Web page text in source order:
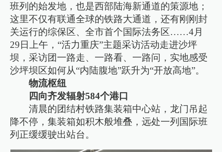
班列的始发地，也是西部陆海新通道的策源地；
这里不仅有联通全球的铁路大通道，还有刚刚封
关运行的综保区、全市首个国际法务区……4月
29日上午，“活力重庆”主题采访活动走进沙坪
坝，采访团一路走、一路看、一路问，实地感受
沙坪坝区如何从“内陆腹地”跃升为“开放高地”。
物流枢纽
四向齐发辐射584个港口
清晨的团结村铁路集装箱中心站，龙门吊起
降不停，集装箱如积木般堆叠，远处一列国际班
列正缓缓驶出站台。